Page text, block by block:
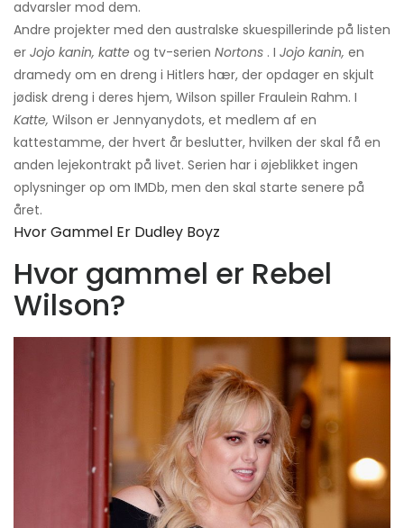
advarsler mod dem.
Andre projekter med den australske skuespillerinde på listen
er Jojo kanin, katte og tv-serien Nortons . I Jojo kanin, en
dramedy om en dreng i Hitlers hær, der opdager en skjult
jødisk dreng i deres hjem, Wilson spiller Fraulein Rahm. I
Katte, Wilson er Jennyanydots, et medlem af en
kattestamme, der hvert år beslutter, hvilken der skal få en
anden lejekontrakt på livet. Serien har i øjeblikket ingen
oplysninger op om IMDb, men den skal starte senere på
året.
Hvor Gammel Er Dudley Boyz
Hvor gammel er Rebel
Wilson?